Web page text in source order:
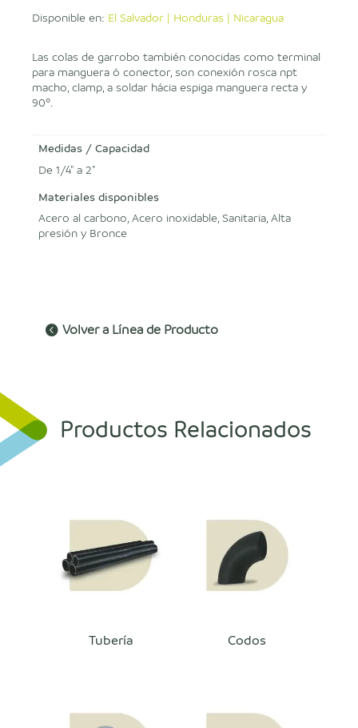
Disponible en: El Salvador | Honduras | Nicaragua
Las colas de garrobo también conocidas como terminal
para manguera ó conector, son conexión rosca npt
macho, clamp, a soldar hácia espiga manguera recta y
90º.
Medidas / Capacidad
De 1/4" a 2"
Materiales disponibles
Acero al carbono, Acero inoxidable, Sanitaria, Alta
presión y Bronce
Volver a Línea de Producto
Productos Relacionados
Tubería Codos